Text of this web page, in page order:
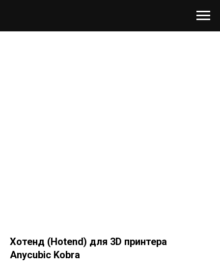
Хотенд (Hotend) для 3D принтера
Anycubic Kobra